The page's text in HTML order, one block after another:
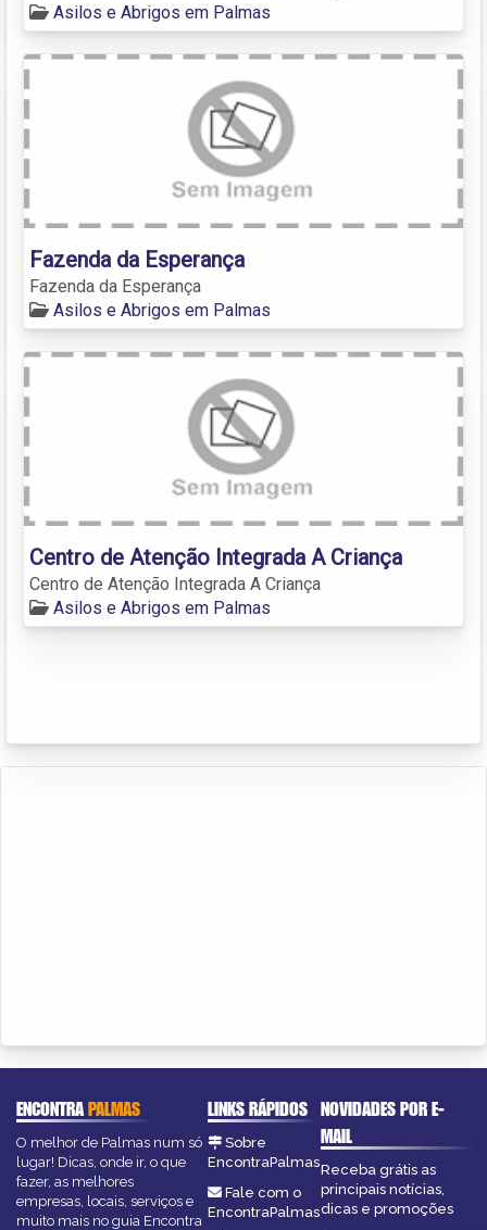
Asilos e Abrigos em Palmas
Fazenda da Esperança
Fazenda da Esperança
Asilos e Abrigos em Palmas
Centro de Atenção Integrada A Criança
Centro de Atenção Integrada A Criança
Asilos e Abrigos em Palmas
ENCONTRAPALMAS
O melhor de Palmas num só
lugar! Dicas, onde ir, o que
fazer, as melhores
empresas, locais, serviços e
muito mais no guia Encontra
LINKS RÁPIDOS
Sobre
EncontraPalmas
Fale com o
EncontraPalmas
NOVIDADES POR E-
MAIL
Receba grátis as
principais notícias,
dicas e promoções